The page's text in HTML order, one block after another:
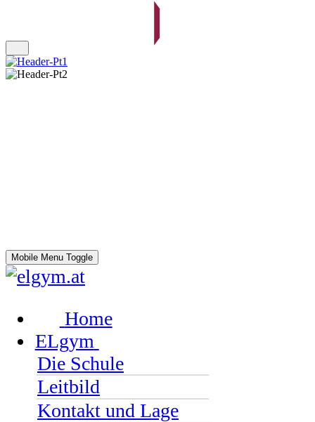
Mobile Menu Toggle
Home
ELgym
Die Schule
Leitbild
Kontakt und Lage